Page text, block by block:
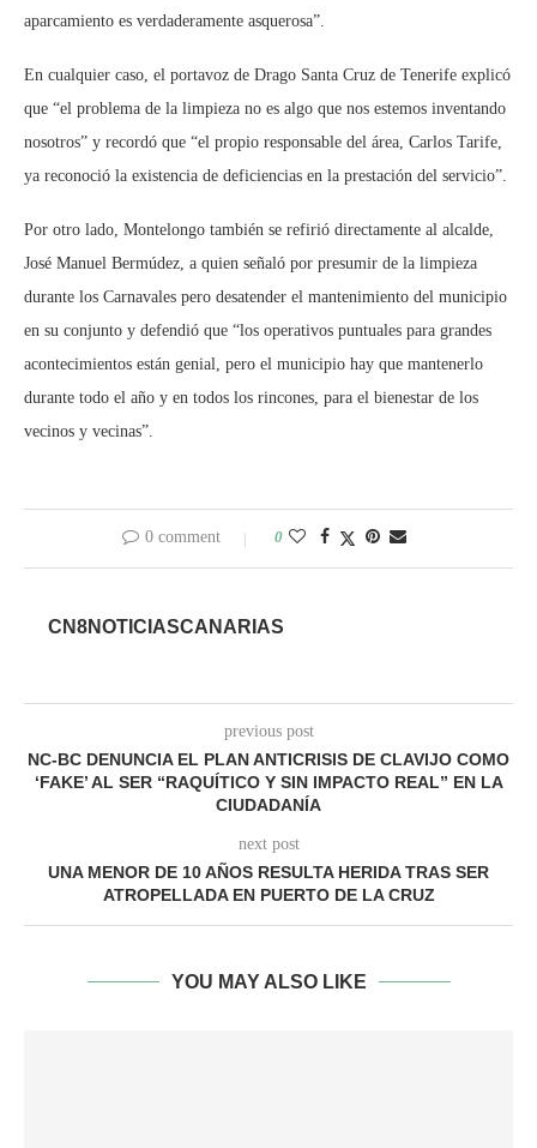
aparcamiento es verdaderamente asquerosa”.
En cualquier caso, el portavoz de Drago Santa Cruz de Tenerife explicó
que “el problema de la limpieza no es algo que nos estemos inventando
nosotros” y recordó que “el propio responsable del área, Carlos Tarife,
ya reconoció la existencia de deficiencias en la prestación del servicio”.
Por otro lado, Montelongo también se refirió directamente al alcalde,
José Manuel Bermúdez, a quien señaló por presumir de la limpieza
durante los Carnavales pero desatender el mantenimiento del municipio
en su conjunto y defendió que “los operativos puntuales para grandes
acontecimientos están genial, pero el municipio hay que mantenerlo
durante todo el año y en todos los rincones, para el bienestar de los
vecinos y vecinas”.
0 comment 0
CN8NOTICIASCANARIAS
previous post
NC-BC DENUNCIA EL PLAN ANTICRISIS DE CLAVIJO COMO
‘FAKE’ AL SER “RAQUÍTICO Y SIN IMPACTO REAL” EN LA
CIUDADANÍA
next post
UNA MENOR DE 10 AÑOS RESULTA HERIDA TRAS SER
ATROPELLADA EN PUERTO DE LA CRUZ
YOU MAY ALSO LIKE